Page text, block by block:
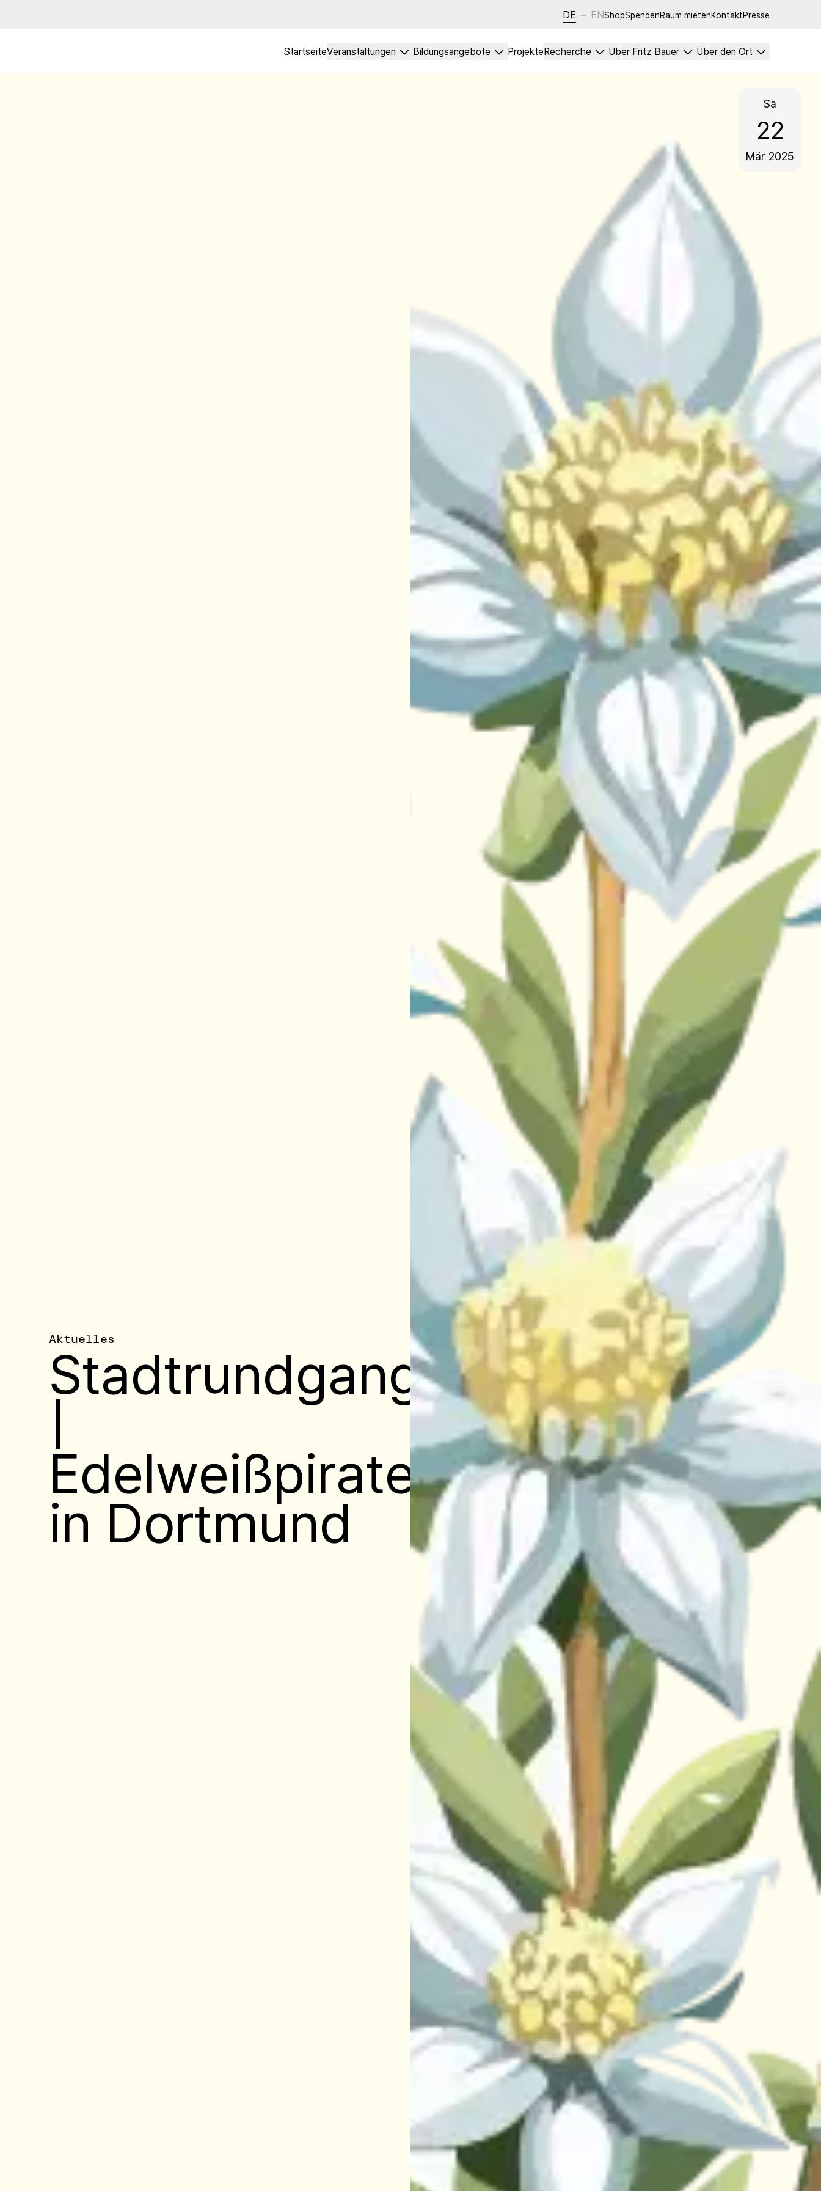
DE – ENShopSpendenRaum mietenKontaktPresse
StartseiteVeranstaltungen Bildungsangebote ProjekteRecherche Über Fritz Bauer Über den Ort
Aktuelles
Stadtrundgang
|
Edelweißpiraten
in Dortmund
Sa
22
Mär 2025